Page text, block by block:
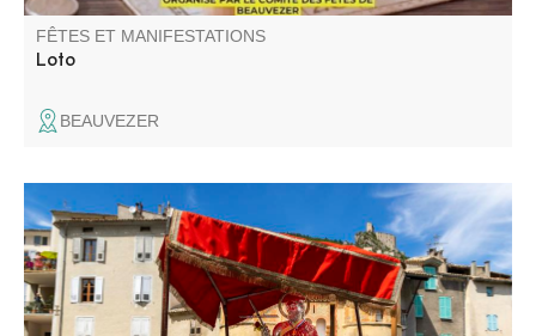
FÊTES ET MANIFESTATIONS
Loto
BEAUVEZER
Fête traditionnelle de la Saint-Jean Baptiste avec feu de
la Saint-Jean et pèlerinage jusqu'à la chapelle de Saint-
Jean du Désert assuré par la confrérie des Saint-
Jeanistes.